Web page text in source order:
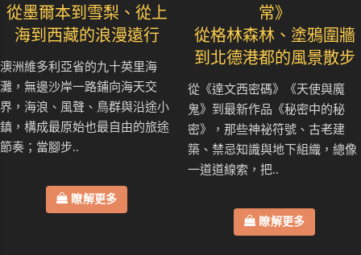
從墨爾本到雪梨、從上
海到西藏的浪漫遠行
澳洲維多利亞省的九十英里海
灘，無邊沙岸一路鋪向海天交
界，海浪、風聲、鳥群與沿途小
鎮，構成最原始也最自由的旅途
節奏；當腳步..
瞭解更多
常》
從格林森林、塗鴉圍牆
到北德港都的風景散步
從《達文西密碼》《天使與魔
鬼》到最新作品《秘密中的秘
密》，那些神祕符號、古老建
築、禁忌知識與地下組織，總像
一道道線索，把..
瞭解更多